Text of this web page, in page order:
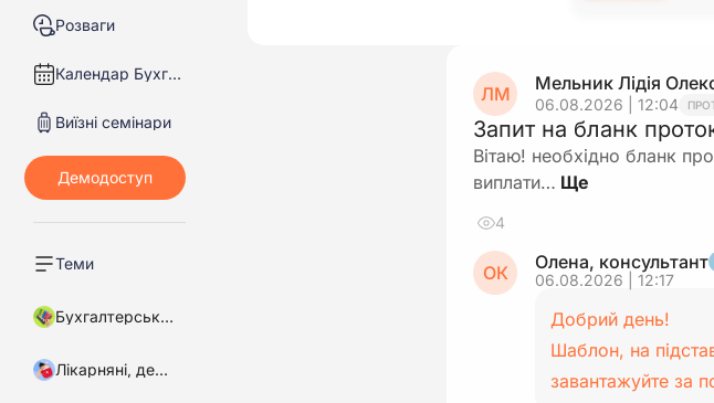
Розваги
Календар Бухгалтера
Виїзні семінари
Теми
Бухгалтерський облік
Лікарняні, декретні
ЛМ Мельник Лідія
06.08.2026 | 12:04
Запит на бланк
Вітаю! необхідно бланк
виплати…
4
ОК Олена, консультант
06.08.2026 | 12:17
Добрий день!
Шаблон, на
завантажуйте за